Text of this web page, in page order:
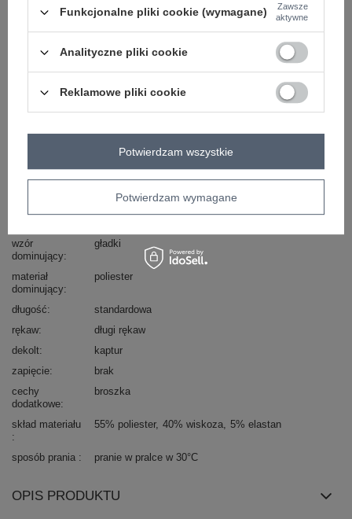
+48 601 547 740
skład materiału : 55% poliester, 40% wiskoza, 5%
elastan
Marka
ITALY MODA
casual
wzór
dominujący
gładki
materiał
dominujący
poliester
długość
standardowa
rękaw
długi rękaw
dekolt
kaptur
zapięcie
brak
cechy
dodatkowe
broszka
skład materiału 55% poliester 40% wiskoza 5% elastan
sposób prania pranie w pralce w 30°C
OPIS PRODUKTU
Funkcjonalne pliki cookie (wymagane)
Zawsze
aktywne
Analityczne pliki cookie
Reklamowe pliki cookie
Potwierdzam wymagane
Potwierdzam wszystkie